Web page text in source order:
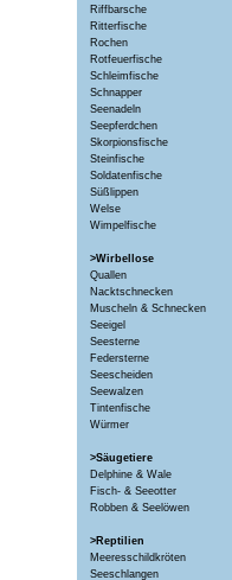
Riffbarsche
Ritterfische
Rochen
Rotfeuerfische
Schleimfische
Schnapper
Seenadeln
Seepferdchen
Skorpionsfische
Steinfische
Soldatenfische
Süßlippen
Welse
Wimpelfische
>Wirbellose
Quallen
Nacktschnecken
Muscheln & Schnecken
Seeigel
Seesterne
Federsterne
Seescheiden
Seewalzen
Tintenfische
Würmer
>Säugetiere
Delphine & Wale
Fisch- & Seeotter
Robben & Seelöwen
>Reptilien
Meeresschildkröten
Seeschlangen